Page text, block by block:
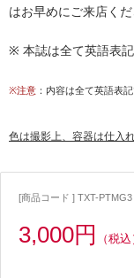
はお早めにご来店くだ
※ 本誌は全て英語表記
※注意 ：内容は全て英語表
色は撮影上、容器は仕入
[商品コード ] TXT-PTMG3
3,000円 （税込